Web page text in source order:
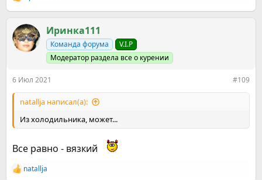
е
к
ц
и
Иринка111
Команда форума
V.I.P
Модератор раздела все о курении
6 Июл 2021 #109
natallja написал(а):
Из холодильника, может...
Все равно - вязкий
Р
natallja